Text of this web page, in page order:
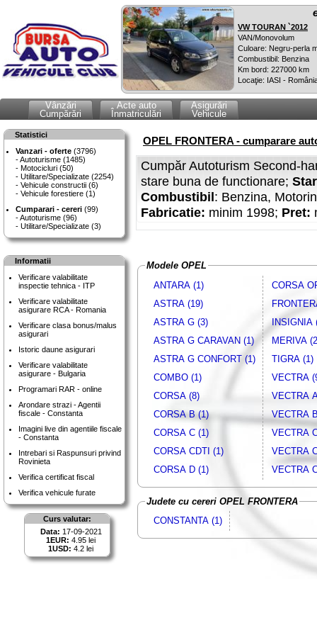
VW TOURAN `2012
VAN/Monovolum
Culoare: Negru-perla
Combustibil: Benzina
Km bord: 227000 km
Locaţie: IASI -
Vânzări
Cumpărări
Acte auto
Înmatriculări
Asigurări
Vehicule
Statistici
Vanzari - oferte (3796)
Autoturisme (1485)
Motocicluri (50)
Utilitare/Specializate (2254)
Vehicule constructii (6)
Vehicule forestiere (1)
Cumparari - cereri (99)
Autoturisme (96)
Utilitare/Specializate (3)
Informatii
Verificare valabilitate
inspectie tehnica - ITP
Verificare valabilitate
asigurare RCA - Romania
Verificare clasa bonus/malus
asigurari
Istoric daune asigurari
Verificare valabilitate
asigurare - Bulgaria
Programari RAR - online
Arondare strazi - Agentii
fiscale - Constanta
Imagini live din agentiile fiscale
- Constanta
Intrebari si Raspunsuri privind
Rovinieta
Verifica certificat fiscal
Verifica vehicule furate
Curs valutar:
Data: 17-09-2021
1EUR: 4.95 lei
1USD: 4.2 lei
OPEL FRONTERA - cumparare
Cumpăr Autoturism Second-
stare buna de functionare;
Combustibil: Benzina,
Fabricatie: minim 1998; Pret:
Modele OPEL
ANTARA (1)
ASTRA (19)
ASTRA G (3)
ASTRA G CARAVAN (1)
ASTRA G CONFORT (1)
COMBO (1)
CORSA (8)
CORSA B (1)
CORSA C (1)
CORSA CDTI (1)
CORSA D (1)
CORSA
INSIGNIA
MERIVA
TIGRA (1)
VECTRA
VECTRA
VECTRA
VECTRA
VECTRA
VECTRA
Judete cu cereri OPEL FRONTERA
CONSTANTA (1)